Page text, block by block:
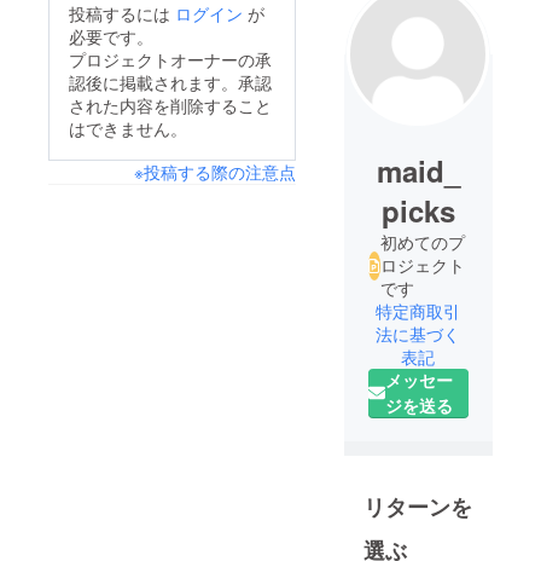
投稿するには ログイン が
必要です。
プロジェクトオーナーの承
認後に掲載されます。承認
された内容を削除すること
はできません。
※投稿する際の注意点
maid_
picks
初めてのプ
ロジェクト
です
特定商取引
法に基づく
表記
メッセー
ジを送る
リターンを
選ぶ